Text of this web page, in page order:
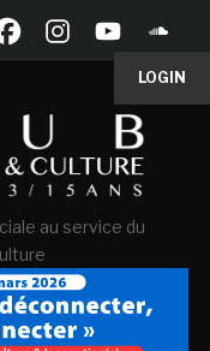
LOGIN
au service du